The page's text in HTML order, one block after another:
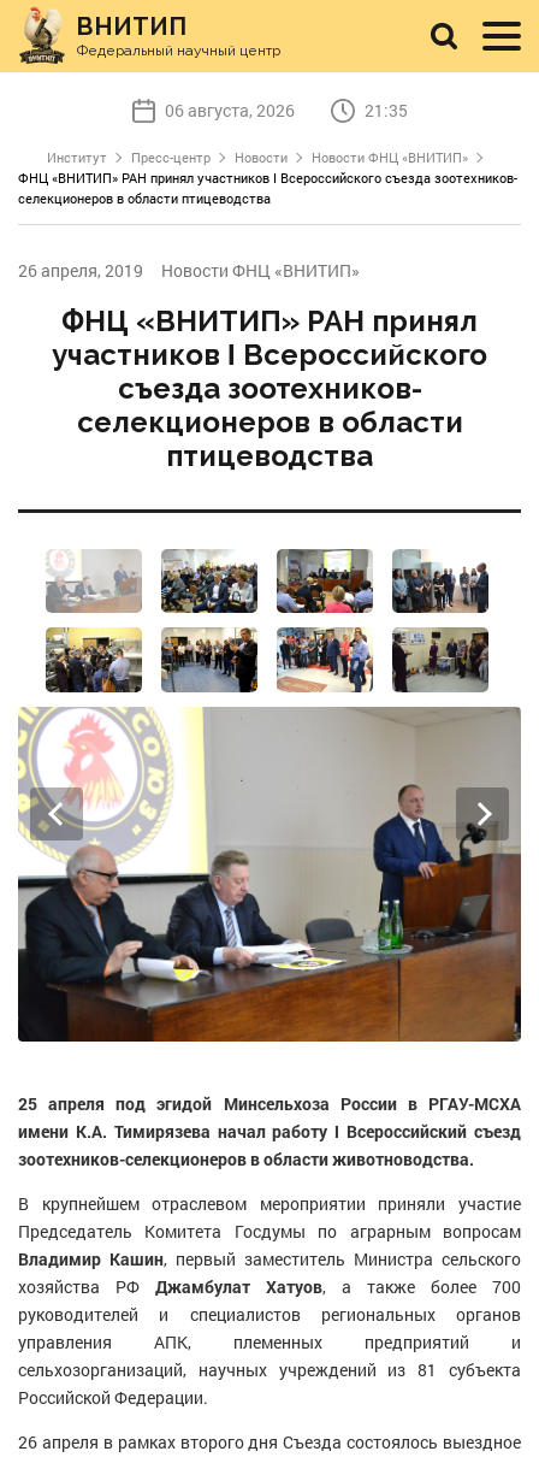
ВНИТИП
Федеральный научный центр
06 августа, 2026 21:35
Институт Пресс-центр Новости
Новости ФНЦ «ВНИТИП»
ФНЦ «ВНИТИП» РАН принял участников Ι Всероссийского съезда зоотехников-
селекционеров в области птицеводства
26 апреля, 2019 Новости ФНЦ «ВНИТИП»
ФНЦ «ВНИТИП» РАН принял
участников Ι Всероссийского
съезда зоотехников-
селекционеров в области
птицеводства
25 апреля под эгидой Минсельхоза России в РГАУ-МСХА
имени К.А. Тимирязева начал работу Ι Всероссийский съезд
зоотехников-селекционеров в области животноводства.
В крупнейшем отраслевом мероприятии приняли участие
Председатель Комитета Госдумы по аграрным вопросам
Владимир Кашин, первый заместитель Министра сельского
хозяйства РФ Джамбулат Хатуов, а также более 700
руководителей и специалистов региональных органов
управления АПК, племенных предприятий и
сельхозорганизаций, научных учреждений из 81 субъекта
Российской Федерации.
26 апреля в рамках второго дня Съезда состоялось выездное